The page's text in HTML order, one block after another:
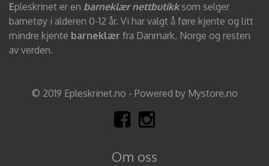
Epleskrinet er en barneklær nettbutikksom selger
barnetøy i alderen 0-12 år. Vi har valgt å føre kjente og litt
mindre kjente barneklær fra Danmark, Norge og resten
av verden.
© 2019 Epleskrinet.no - Powered by Mystore.no
Om oss